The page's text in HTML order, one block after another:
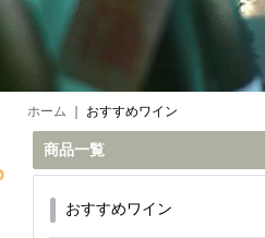
ホーム おすすめワイン
商品一覧
おすすめワイン